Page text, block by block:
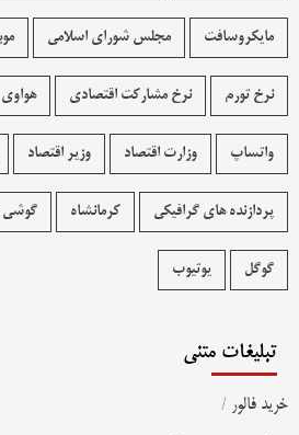
مایکروسافت مجلس شورای اسلامی
نرخ تورم نرخ مشارکت اقتصادی هواوی
واتساپ وزارت اقتصاد وزیر اقتصاد
پردازنده های گرافیکی کرمانشاه گوشی
گوگل یوتیوب
تبلیغات متنی
خرید فالور /